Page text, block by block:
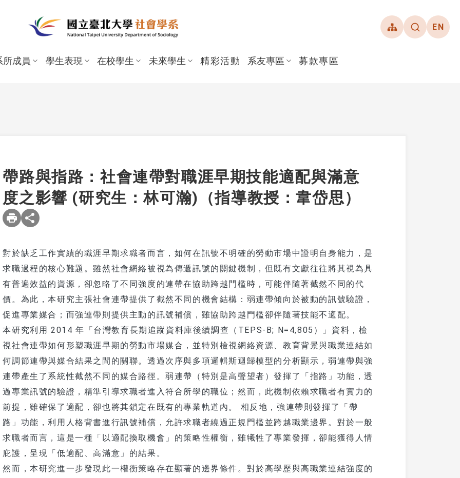
EN
所成員
授
師
學生表現
社會實踐獎
社會實踐計畫
大專生研究
雙聯與交換經驗
IPAC
實習成果
研究方法課程成果
畢業論文 碩士論文
碩士在職專班論文
得獎紀錄
在校學生
大學部 新生入門
課程規劃
實習專區
獎助學金
課程規劃
碩士在職專班 新生入門
課程規劃
獎助學金
未來學生
大學部
精彩活動 系友專區
現任人員
歷任人員
畢業生流向
系友新知 最新消息
活動資訊
系友動態
系友點滴
系友專訪
70年系慶
傑出系/校友
募款項目
募款專區
帶路與指路：社會連帶對職涯早期技能適配與滿意
度之影響 (研究生：林可瀚)（指導教授：韋岱思）
對於缺乏工作實績的職涯早期求職者而言，如何在訊號不明確的勞動市場中證明自身能力，是
求職過程的核心難題。雖然社會網絡被視為傳遞訊號的關鍵機制，但既有文獻往往將其視為具
有普遍效益的資源，卻忽略了不同強度的連帶在協助跨越門檻時，可能伴隨著截然不同的代
價。為此，本研究主張社會連帶提供了截然不同的機會結構：弱連帶傾向於被動的訊號驗證，
促進專業媒合；而強連帶則提供主動的訊號補償，雖協助跨越門檻卻伴隨著技能不適配。
本研究利用 2014 年「台灣教育長期追蹤資料庫後續調查（TEPS-B; N=4,805）」資料，檢
視社會連帶如何形塑職涯早期的勞動市場媒合，並特別檢視網絡資源、教育背景與職業連結如
何調節連帶與媒合結果之間的關聯。透過次序與多項邏輯斯迴歸模型的分析顯示，弱連帶與強
連帶產生了系統性截然不同的媒合路徑。弱連帶（特別是高聲望者）發揮了「指路」功能，透
過專業訊號的驗證，精準引導求職者進入符合所學的職位；然而，此機制依賴求職者有實力的
前提，雖確保了適配，卻也將其鎖定在既有的專業軌道內。 相反地，強連帶則發揮了「帶
路」功能，利用人格背書進行訊號補償，允許求職者繞過正規門檻並跨越職業邊界。對於一般
求職者而言，這是一種「以適配換取機會」的策略性權衡，雖犧牲了專業發揮，卻能獲得人情
庇護，呈現「低適配、高滿意」的結果。
然而，本研究進一步發現此一權衡策略存在顯著的邊界條件。對於高學歷與高職業連結強度的